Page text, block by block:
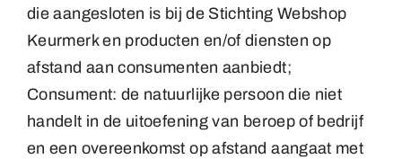
die aangesloten is bij de Stichting Webshop
Keurmerk en producten en/of diensten op
afstand aan consumenten aanbiedt;
Consument: de natuurlijke persoon die niet
handelt in de uitoefening van beroep of bedrijf
en een overeenkomst op afstand aangaat met